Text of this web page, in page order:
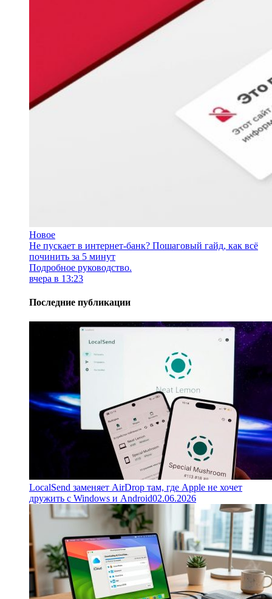
Новое
Не пускает в интернет-банк? Пошаговый гайд, как всё
починить за 5 минут
Подробное руководство.
вчера в 13:23
Последние публикации
LocalSend заменяет AirDrop там, где Apple не хочет
дружить с Windows и Android02.06.2026